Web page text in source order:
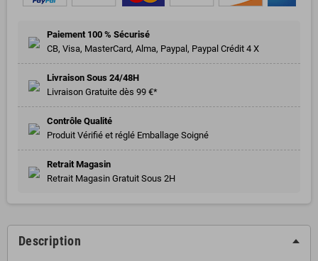
Paiement 100 % Sécurisé
CB, Visa, MasterCard, Alma, Paypal, Paypal Crédit 4 X
Livraison Sous 24/48H
Livraison Gratuite dès 99 €*
Contrôle Qualité
Produit Vérifié et réglé Emballage Soigné
Retrait Magasin
Retrait Magasin Gratuit Sous 2H
Description